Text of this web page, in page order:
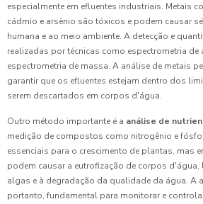
especialmente em efluentes industriais. Metais
cádmio e arsênio são tóxicos e podem causar
humana e ao meio ambiente. A detecção e
realizadas por técnicas como espectrometria
espectrometria de massa. A análise de metais
garantir que os efluentes estejam dentro dos
serem descartados em corpos d'água.
Outro método importante é a análise de
medição de compostos como nitrogênio e
essenciais para o crescimento de plantas, mas
podem causar a eutrofização de corpos
algas e à degradação da qualidade da água. A
portanto, fundamental para monitorar e